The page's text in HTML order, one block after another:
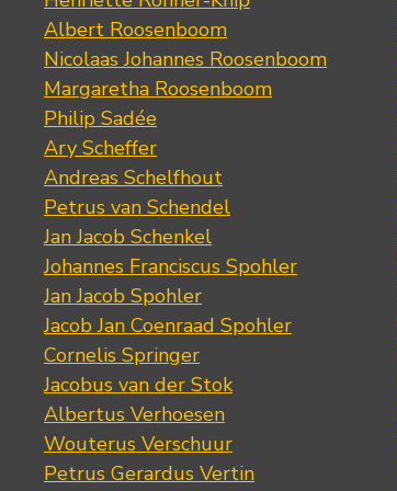
Albert Roosenboom
Nicolaas Johannes Roosenboom
Margaretha Roosenboom
Philip Sadée
Ary Scheffer
Andreas Schelfhout
Petrus van Schendel
Jan Jacob Schenkel
Johannes Franciscus Spohler
Jan Jacob Spohler
Jacob Jan Coenraad Spohler
Cornelis Springer
Jacobus van der Stok
Albertus Verhoesen
Wouterus Verschuur
Petrus Gerardus Vertin